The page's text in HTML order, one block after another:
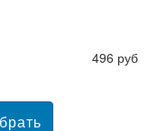
496 руб